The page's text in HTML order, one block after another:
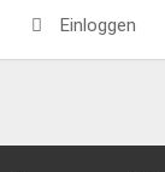
Einloggen